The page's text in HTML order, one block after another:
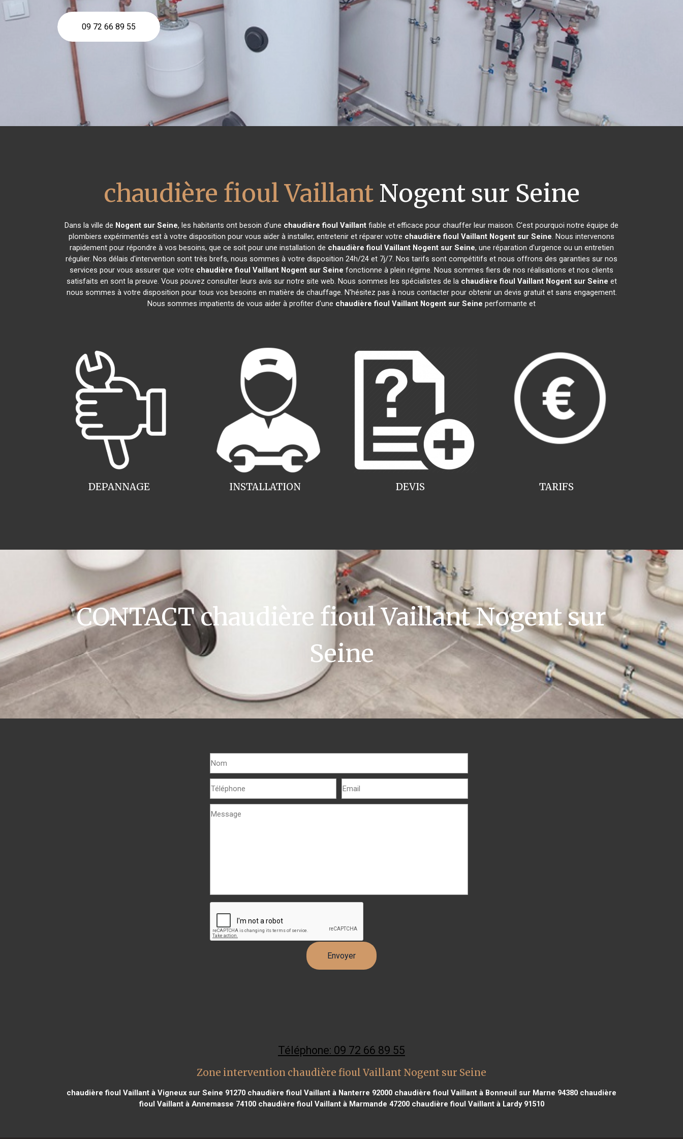
09 72 66 89 55
chaudière fioul VaillantNogent sur Seine
Dans la ville de Nogent sur Seine, les habitants ont besoin d'une chaudière fioul Vaillant fiable et efficace pour chauffer leur maison. C'est pourquoi notre équipe de
plombiers expérimentés est à votre disposition pour vous aider à installer, entretenir et réparer votre chaudière fioul Vaillant Nogent sur Seine. Nous intervenons
rapidement pour répondre à vos besoins, que ce soit pour une installation de chaudière fioul Vaillant Nogent sur Seine, une réparation d'urgence ou un entretien
régulier. Nos délais d'intervention sont très brefs, nous sommes à votre disposition 24h/24 et 7j/7. Nos tarifs sont compétitifs et nous offrons des garanties sur nos
services pour vous assurer que votre chaudière fioul Vaillant Nogent sur Seine fonctionne à plein régime. Nous sommes fiers de nos réalisations et nos clients
satisfaits en sont la preuve. Vous pouvez consulter leurs avis sur notre site web. Nous sommes les spécialistes de la chaudière fioul Vaillant Nogent sur Seine et
nous sommes à votre disposition pour tous vos besoins en matière de chauffage. N'hésitez pas à nous contacter pour obtenir un devis gratuit et sans engagement.
Nous sommes impatients de vous aider à profiter d'une chaudière fioul Vaillant Nogent sur Seine performante et
INSTALLATION
DEPANNAGE TARIFS
DEVIS
CONTACT chaudière fioul Vaillant Nogent sur
Seine
Téléphone: 09 72 66 89 55
Zone intervention chaudière fioul Vaillant Nogent sur Seine
chaudière fioul Vaillant à Vigneux sur Seine 91270 chaudière fioul Vaillant à Nanterre 92000 chaudière fioul Vaillant à Bonneuil sur Marne 94380 chaudière
fioul Vaillant à Annemasse 74100chaudière fioul Vaillant à Marmande 47200chaudière fioul Vaillant à Lardy 91510